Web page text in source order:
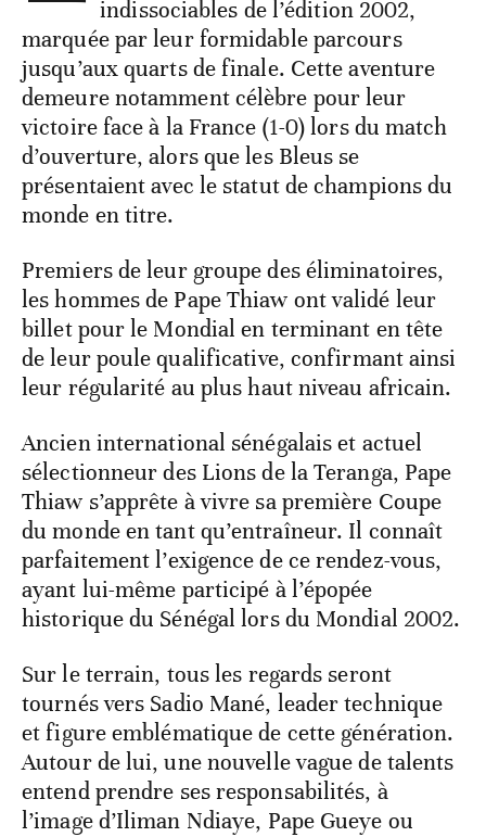
indissociables de l’édition 2002,
marquée par leur formidable parcours
jusqu’aux quarts de finale. Cette aventure
demeure notamment célèbre pour leur
victoire face à la France (1-0) lors du match
d’ouverture, alors que les Bleus se
présentaient avec le statut de champions du
monde en titre.
Premiers de leur groupe des éliminatoires,
les hommes de Pape Thiaw ont validé leur
billet pour le Mondial en terminant en tête
de leur poule qualificative, confirmant ainsi
leur régularité au plus haut niveau africain.
Ancien international sénégalais et actuel
sélectionneur des Lions de la Teranga, Pape
Thiaw s’apprête à vivre sa première Coupe
du monde en tant qu’entraîneur. Il connaît
parfaitement l’exigence de ce rendez-vous,
ayant lui-même participé à l’épopée
historique du Sénégal lors du Mondial 2002.
Sur le terrain, tous les regards seront
tournés vers Sadio Mané, leader technique
et figure emblématique de cette génération.
Autour de lui, une nouvelle vague de talents
entend prendre ses responsabilités, à
l’image d’Iliman Ndiaye, Pape Gueye ou